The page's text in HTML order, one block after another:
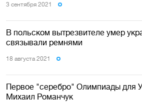
3 сентября 2021
В польском вытрезвителе умер
связывали ремнями
18 августа 2021
Первое "серебро" Олимпиады для
Михаил Романчук